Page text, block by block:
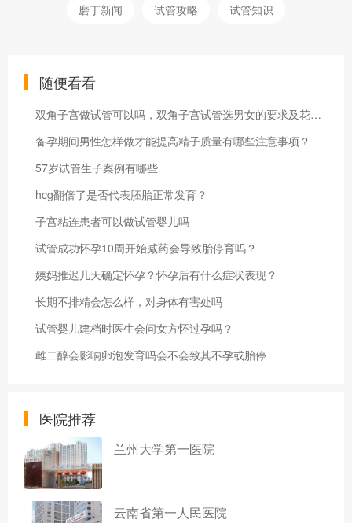
磨丁新闻 试管攻略 试管知识
随便看看
双角子宫做试管可以吗，双角子宫试管选男女的要求及花费明细
备孕期间男性怎样做才能提高精子质量有哪些注意事项？
57岁试管生子案例有哪些
hcg翻倍了是否代表胚胎正常发育？
子宫粘连患者可以做试管婴儿吗
试管成功怀孕10周开始减药会导致胎停育吗？
姨妈推迟几天确定怀孕？怀孕后有什么症状表现？
长期不排精会怎么样，对身体有害处吗
试管婴儿建档时医生会问女方怀过孕吗？
雌二醇会影响卵泡发育吗会不会致其不孕或胎停
医院推荐
兰州大学第一医院
云南省第一人民医院